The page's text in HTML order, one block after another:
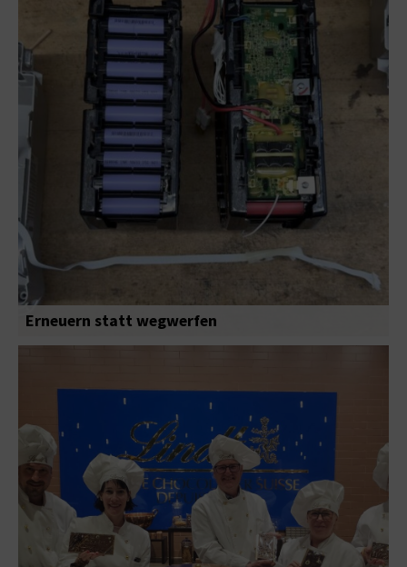
Erneuern statt wegwerfen